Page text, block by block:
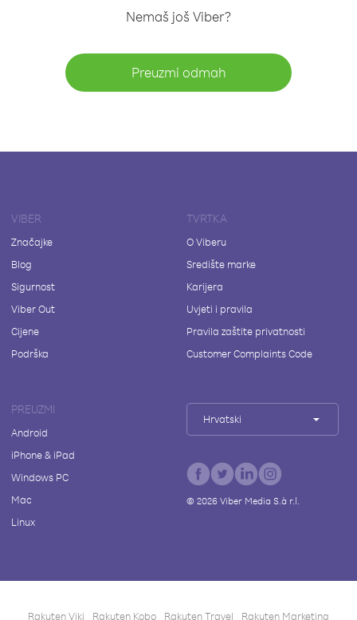
Nemaš još Viber?
Preuzmi odmah
VIBER
Značajke
Blog
Sigurnost
Viber Out
Cijene
Podrška
TVRTKA
O Viberu
Središte marke
Karijera
Uvjeti i pravila
Pravila zaštite privatnosti
Customer Complaints Code
PREUZMI
Android
iPhone & iPad
Windows PC
Mac
Linux
Hrvatski
© 2026Viber Media S.à r.l.
Rakuten Viki Rakuten Kobo Rakuten Travel Rakuten Marketing